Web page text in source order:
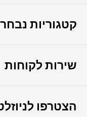
ומקצועיות במקום אחד
037307308
קטגוריות
ציוד משרדי
חד פעמי
שירות לקוחות
תקנון אתר
הצטרפו